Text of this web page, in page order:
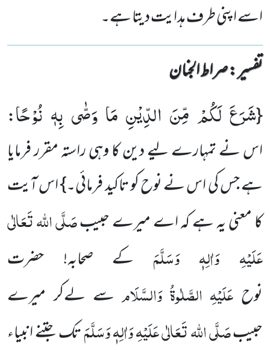
اسے اپنی طرف ہدایت دیتا ہے۔
تفسیر : ‎صراط الجنان
{شَرَعَ لَكُمْ مِّنَ الدِّیْنِ مَا وَصّٰى بِهٖ نُوْحًا:
اس نے تمہارے لیے دین کا وہی راستہ مقرر فرمایا
ہے جس کی اس نے نوح کو تاکید فرمائی۔} اس آیت
کا معنی یہ ہے کہ اے میرے حبیبصَلَّی اللہ تَعَالٰی
عَلَیْہِ وَاٰلِہٖ وَسَلَّمَ
کے صحابہ! حضرت
نوح عَلَیْہِ الصَّلٰوۃُ وَالسَّلَام سے لےکر میرے
حبیبصَلَّی اللہ تَعَالٰی عَلَیْہِ وَاٰلِہٖ وَسَلَّمَتک جتنے انبیاء